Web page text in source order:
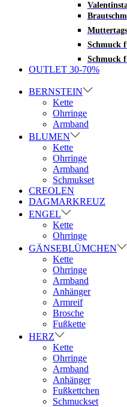
Schmuck
Schmuck
OUTLET 30-70%
BERNSTEIN
Kette
Ohrringe
Armband
BLUMEN
Kette
Ohrringe
Armband
Schmukset
CREOLEN
DAGMARKREUZ
ENGEL
Kette
Ohrringe
GÄNSEBLÜMCHEN
Kette
Ohrringe
Armband
Anhänger
Armreif
Brosche
Fußkette
HERZ
Kette
Ohrringe
Armband
Anhänger
Fußkettchen
Schmuckset